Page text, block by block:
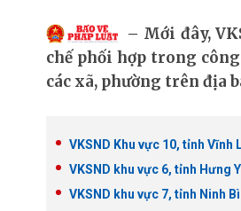
Mới đây,
chế phối hợp trong
các xã, phường trên địa
VKSND Khu vực 10, tỉnh
VKSND khu vực 6, tỉnh Hưng
VKSND khu vực 7, tỉnh Ninh